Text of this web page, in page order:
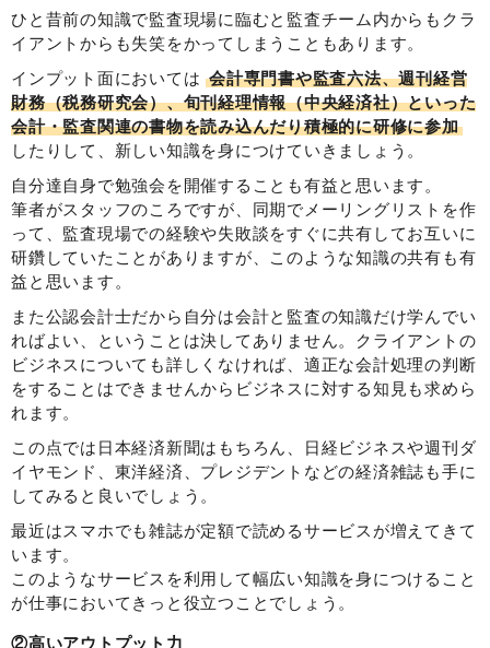
ひと昔前の知識で監査現場に臨むと監査チーム内からもクラ
イアントからも失笑をかってしまうこともあります。
インプット面においては 会計専門書や監査六法、週刊経営
財務（税務研究会）、旬刊経理情報（中央経済社）といった
会計・監査関連の書物を読み込んだり積極的に研修に参加
したりして、新しい知識を身につけていきましょう。
自分達自身で勉強会を開催することも有益と思います。
筆者がスタッフのころですが、同期でメーリングリストを作
って、監査現場での経験や失敗談をすぐに共有してお互いに
研鑽していたことがありますが、このような知識の共有も有
益と思います。
また公認会計士だから自分は会計と監査の知識だけ学んでい
ればよい、ということは決してありません。クライアントの
ビジネスについても詳しくなければ、適正な会計処理の判断
をすることはできませんからビジネスに対する知見も求めら
れます。
この点では日本経済新聞はもちろん、日経ビジネスや週刊ダ
イヤモンド、東洋経済、プレジデントなどの経済雑誌も手に
してみると良いでしょう。
最近はスマホでも雑誌が定額で読めるサービスが増えてきて
います。
このようなサービスを利用して幅広い知識を身につけること
が仕事においてきっと役立つことでしょう。
②高いアウトプット力